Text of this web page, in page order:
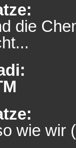
die
wie wir